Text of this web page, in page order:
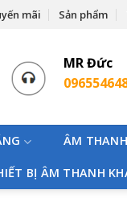
mãi Sản phẩm
MR Đức
ÂM
BỊ ÂM THANH